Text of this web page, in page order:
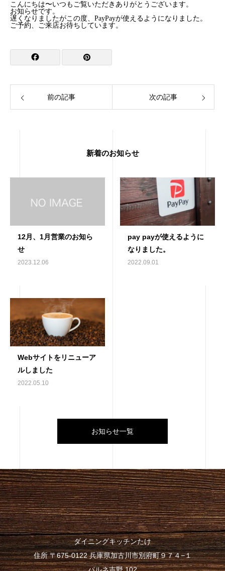
こんにちは〜いつもご覧いただきありがとうございます。
お知らせです。
遅くなりましたがこの度、PayPayが使えるようになりました。
ご予約、ご来店お待ちしています。
前の記事 次の記事
新着のお知らせ
12月、1月営業のお知ら
せ
2023.12.06
pay payが使えるように
なりました。
2022.09.01
Webサイトをリニューア
ルしました
2022.05.10
お知らせ一覧
ダイニングキッチンたけ
住所 〒675-0122 兵庫県加古川市別府町９７４−１